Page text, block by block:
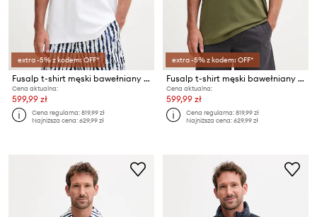
extra -5% z kodem: OFF*
Fusalp t-shirt męski bawełniany TYLO ANIM
Cena aktualna:
599,99 zł
Cena regularna:819,99 zł
Najniższa cena:629,99 zł
extra -5% z kodem: OFF*
Fusalp t-shirt męski bawełniany TYLO ANIM
Cena aktualna:
599,99 zł
Cena regularna:819,99 zł
Najniższa cena:629,99 zł